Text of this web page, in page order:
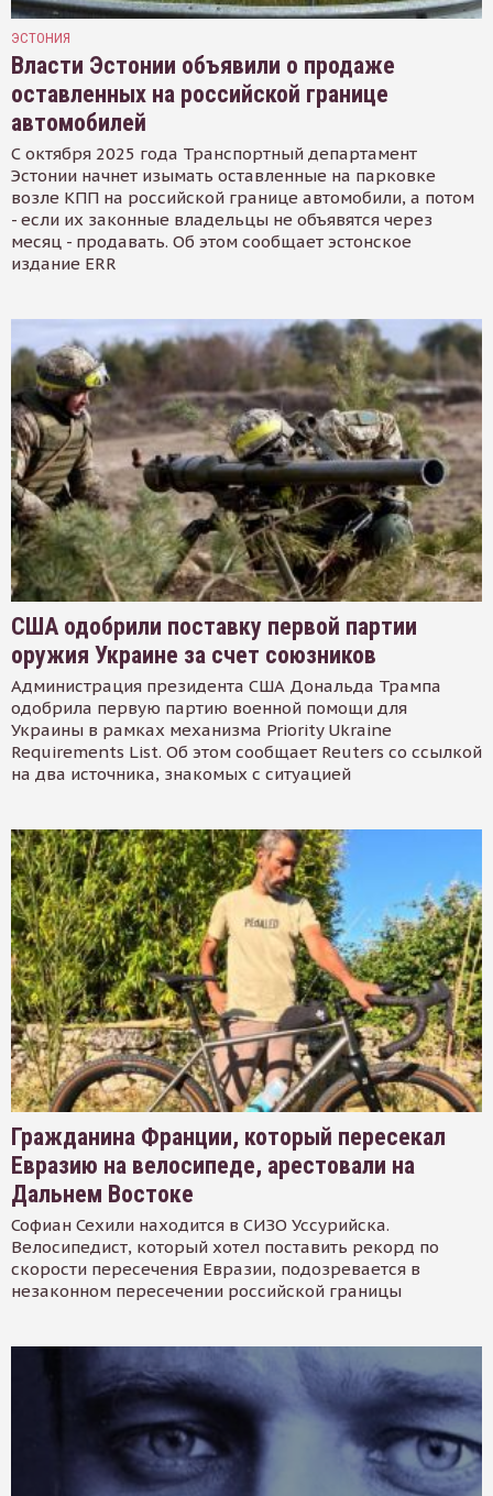
ЭСТОНИЯ
Власти Эстонии объявили о продаже
оставленных на российской границе
автомобилей
С октября 2025 года Транспортный департамент
Эстонии начнет изымать оставленные на парковке
возле КПП на российской границе автомобили, а потом
- если их законные владельцы не объявятся через
месяц - продавать. Об этом сообщает эстонское
издание ERR
США одобрили поставку первой партии
оружия Украине за счет союзников
Администрация президента США Дональда Трампа
одобрила первую партию военной помощи для
Украины в рамках механизма Priority Ukraine
Requirements List. Об этом сообщает Reuters со ссылкой
на два источника, знакомых с ситуацией
Гражданина Франции, который пересекал
Евразию на велосипеде, арестовали на
Дальнем Востоке
Софиан Сехили находится в СИЗО Уссурийска.
Велосипедист, который хотел поставить рекорд по
скорости пересечения Евразии, подозревается в
незаконном пересечении российской границы